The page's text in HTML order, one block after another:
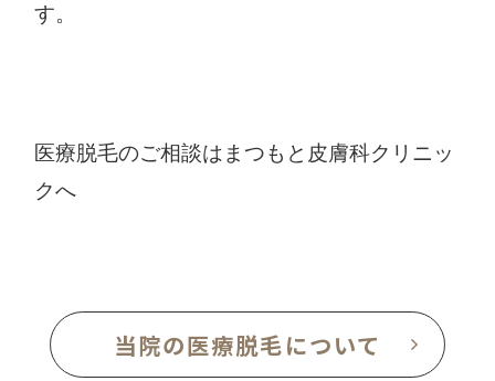
す。
医療脱毛のご相談はまつもと皮膚科クリニッ
クへ
当院の医療脱毛について